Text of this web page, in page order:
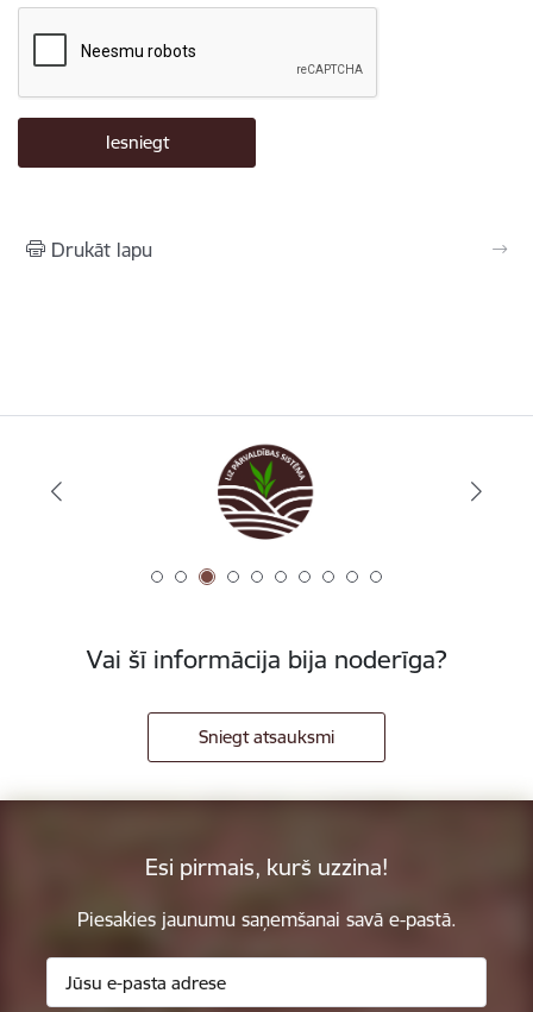
Drukāt lapu
Vai šī informācija bija noderīga?
Sniegt atsauksmi
Esi pirmais, kurš uzzina!
Piesakies jaunumu saņemšanai savā e-pastā.